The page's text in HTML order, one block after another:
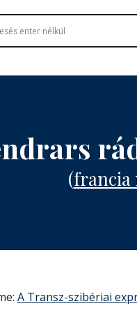
(francia
A Transz-szibériai